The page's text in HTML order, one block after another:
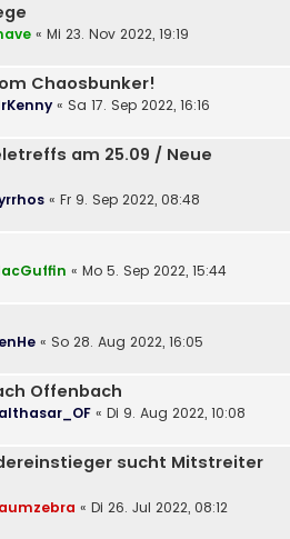
« Mi 23. Nov 2022, 19:19
Chaosbunker!
« Sa 17. Sep 2022, 16:16
am 25.09 / Neue
« Fr 9. Sep 2022, 08:48
« Mo 5. Sep 2022, 15:44
« So 28. Aug 2022, 16:05
Offenbach
« Di 9. Aug 2022, 10:08
sucht Mitstreiter
« Di 26. Jul 2022, 08:12